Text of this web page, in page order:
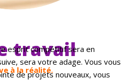
travail
à la réalité.
esprit compétitif sera en
sera votre adage. Vous vous
de projets nouveaux, vous